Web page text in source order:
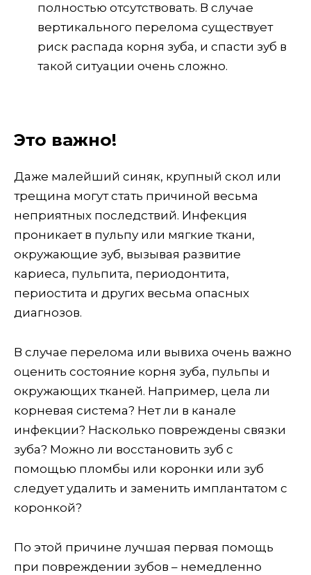
полностью отсутствовать. В случае
вертикального перелома существует
риск распада корня зуба, и спасти зуб в
такой ситуации очень сложно.
Это важно!
Даже малейший синяк, крупный скол или
трещина могут стать причиной весьма
неприятных последствий. Инфекция
проникает в пульпу или мягкие ткани,
окружающие зуб, вызывая развитие
кариеса, пульпита, периодонтита,
периостита и других весьма опасных
диагнозов.
В случае перелома или вывиха очень важно
оценить состояние корня зуба, пульпы и
окружающих тканей. Например, цела ли
корневая система? Нет ли в канале
инфекции? Насколько повреждены связки
зуба? Можно ли восстановить зуб с
помощью пломбы или коронки или зуб
следует удалить и заменить имплантатом с
коронкой?
По этой причине лучшая первая помощь
при повреждении зубов – немедленно